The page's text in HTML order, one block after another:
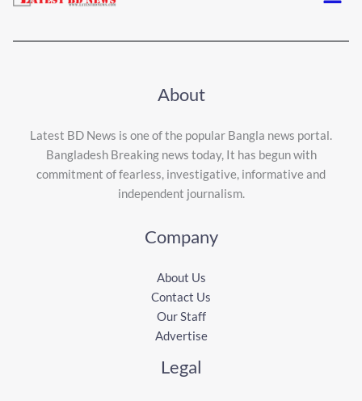
About
Latest BD News is one of the popular Bangla news portal.
Bangladesh Breaking news today, It has begun with
commitment of fearless, investigative, informative and
independent journalism.
Company
About Us
Contact Us
Our Staff
Advertise
Legal